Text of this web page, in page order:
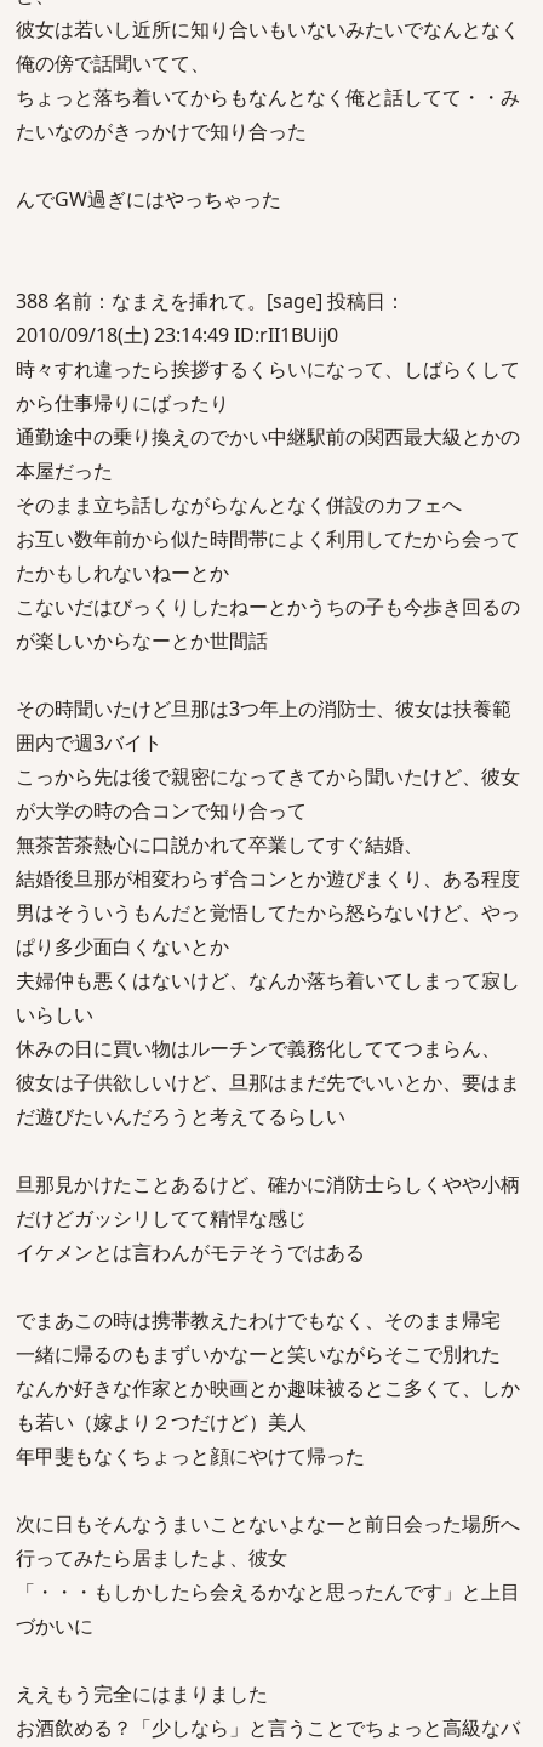
彼女は若いし近所に知り合いもいないみたいでなんとなく
俺の傍で話聞いてて、
ちょっと落ち着いてからもなんとなく俺と話してて・・み
たいなのがきっかけで知り合った
んでGW過ぎにはやっちゃった
388 名前：なまえを挿れて。[sage] 投稿日：
2010/09/18(土) 23:14:49 ID:rII1BUij0
時々すれ違ったら挨拶するくらいになって、しばらくして
から仕事帰りにばったり
通勤途中の乗り換えのでかい中継駅前の関西最大級とかの
本屋だった
そのまま立ち話しながらなんとなく併設のカフェへ
お互い数年前から似た時間帯によく利用してたから会って
たかもしれないねーとか
こないだはびっくりしたねーとかうちの子も今歩き回るの
が楽しいからなーとか世間話
その時聞いたけど旦那は3つ年上の消防士、彼女は扶養範
囲内で週3バイト
こっから先は後で親密になってきてから聞いたけど、彼女
が大学の時の合コンで知り合って
無茶苦茶熱心に口説かれて卒業してすぐ結婚、
結婚後旦那が相変わらず合コンとか遊びまくり、ある程度
男はそういうもんだと覚悟してたから怒らないけど、やっ
ぱり多少面白くないとか
夫婦仲も悪くはないけど、なんか落ち着いてしまって寂し
いらしい
休みの日に買い物はルーチンで義務化しててつまらん、
彼女は子供欲しいけど、旦那はまだ先でいいとか、要はま
だ遊びたいんだろうと考えてるらしい
旦那見かけたことあるけど、確かに消防士らしくやや小柄
だけどガッシリしてて精悍な感じ
イケメンとは言わんがモテそうではある
でまあこの時は携帯教えたわけでもなく、そのまま帰宅
一緒に帰るのもまずいかなーと笑いながらそこで別れた
なんか好きな作家とか映画とか趣味被るとこ多くて、しか
も若い（嫁より２つだけど）美人
年甲斐もなくちょっと顔にやけて帰った
次に日もそんなうまいことないよなーと前日会った場所へ
行ってみたら居ましたよ、彼女
「・・・もしかしたら会えるかなと思ったんです」と上目
づかいに
ええもう完全にはまりました
お酒飲める？「少しなら」と言うことでちょっと高級なバ